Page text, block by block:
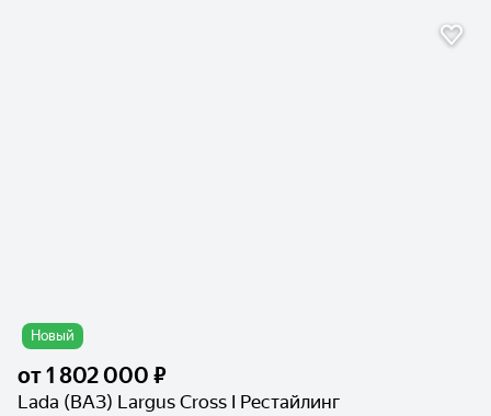
Новый
от1 802 000 ₽
Lada (ВАЗ) Largus Cross I Рестайлинг